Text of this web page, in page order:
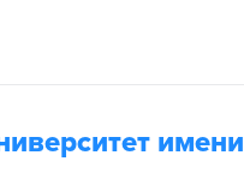
имени